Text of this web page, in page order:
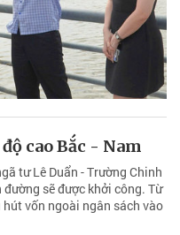
cao Bắc - Nam
tư Lê Duẩn - Trường Chinh
sẽ được khởi công. Từ
vốn ngoài ngân sách vào